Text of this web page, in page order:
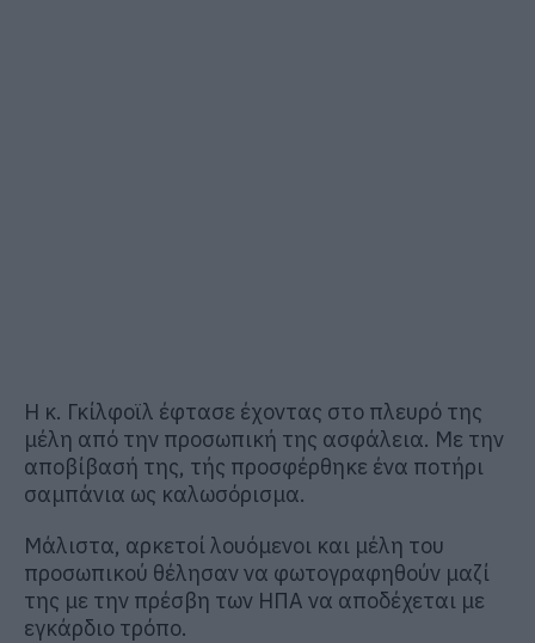
Η κ. Γκίλφοϊλ έφτασε έχοντας στο πλευρό της
μέλη από την προσωπική της ασφάλεια. Με την
αποβίβασή της, τής προσφέρθηκε ένα ποτήρι
σαμπάνια ως καλωσόρισμα.
Μάλιστα, αρκετοί λουόμενοι και μέλη του
προσωπικού θέλησαν να φωτογραφηθούν μαζί
της με την πρέσβη των ΗΠΑ να αποδέχεται με
εγκάρδιο τρόπο.